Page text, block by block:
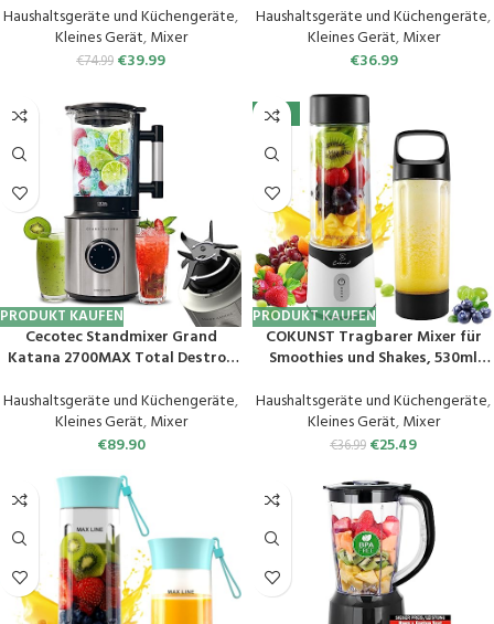
rpm, Tritan ToGo-Flasche 0,6 L,
Trinkdeckel,
bruchsicher,spülmasch.geeignete
Haushaltsgeräte und Küchengeräte,
Kleines Gerät,Mixer
€74.99 €39.99
zum Zerkleinern, Pürieren &
Mixen, Ice-Crush-Funktion, 2
Geschwindigkeiten, 600 Watt,
Haushaltsgeräte und Küchengeräte,
Kleines Gerät,Mixer
€36.99
PRODUKT KAUFEN
Cecotec Standmixer Grand
Katana 2700MAX Total Destroy
Maximal 2700W, Gegenläufige
Technologie, 8-Klingen-Messer
mit schwarzer
Thermoresistenter Krug 1,8 L
Haushaltsgeräte und Küchengeräte,
Kleines Gerät,Mixer
€89.90
-31%
PRODUKT KAUFEN
COKUNST Tragbarer Mixer für
Smoothies und Shakes, 530ml
Wiederaufladbarem Typ-C,
Smoothie Mixer, Mini-Mixer mit
Griffdeckel für die
Haushaltsgeräte und Küchengeräte,
Kleines Gerät,Mixer
€36.99 €25.49